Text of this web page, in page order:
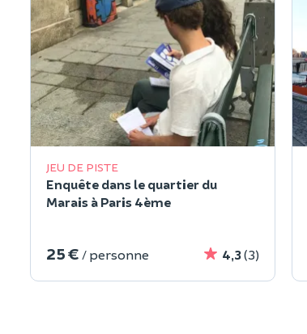
JEU DE PISTE
Enquête dans le quartier du
Marais à Paris 4ème
25 € / personne 4,3(3)